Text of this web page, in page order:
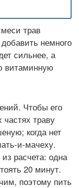
трав
немного
сильнее, а
витаминную
Чтобы его
частях траву
когда нет
и-мачеху.
расчета: одна
20 минут.
поэтому пить